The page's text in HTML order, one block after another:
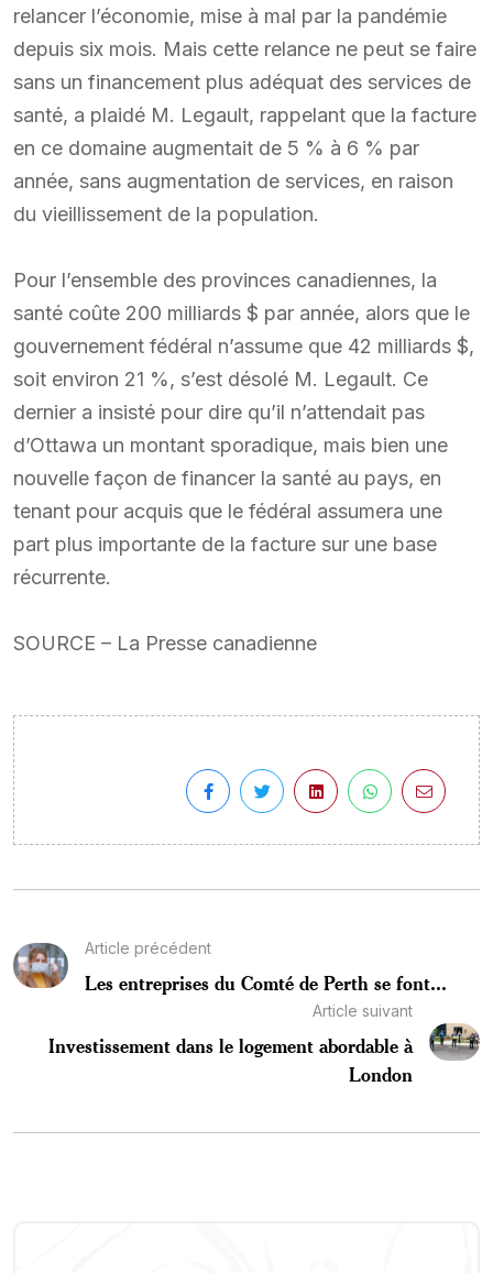
relancer l’économie, mise à mal par la pandémie
depuis six mois. Mais cette relance ne peut se faire
sans un financement plus adéquat des services de
santé, a plaidé M. Legault, rappelant que la facture
en ce domaine augmentait de 5 % à 6 % par
année, sans augmentation de services, en raison
du vieillissement de la population.
Pour l’ensemble des provinces canadiennes, la
santé coûte 200 milliards $ par année, alors que le
gouvernement fédéral n’assume que 42 milliards $,
soit environ 21 %, s’est désolé M. Legault. Ce
dernier a insisté pour dire qu’il n’attendait pas
d’Ottawa un montant sporadique, mais bien une
nouvelle façon de financer la santé au pays, en
tenant pour acquis que le fédéral assumera une
part plus importante de la facture sur une base
récurrente.
SOURCE – La Presse canadienne
Article précédent
Les entreprises du Comté de Perth se font...
Article suivant
Investissement dans le logement abordable à
London